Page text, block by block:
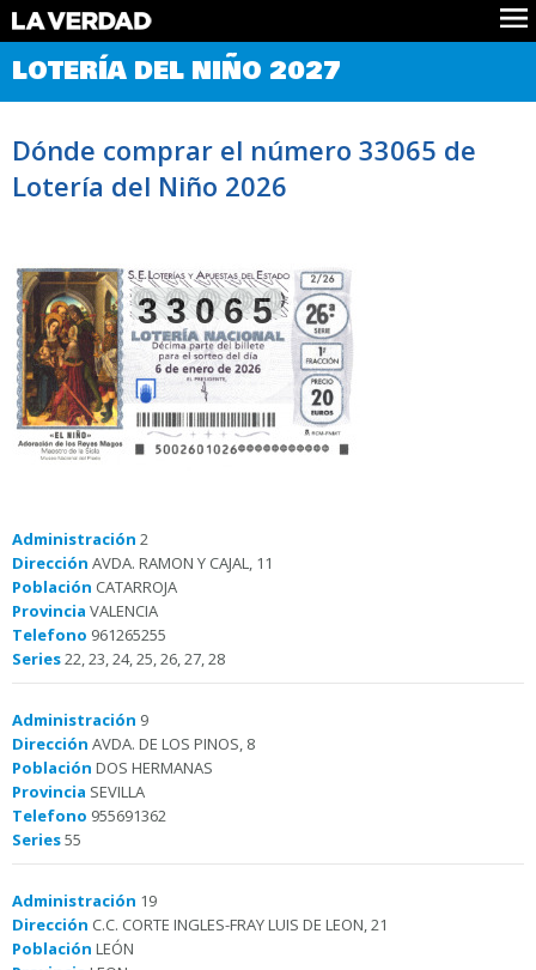
Comprobar Loteria del Niño
Premios
Noticias
Datos
LOTERÍA DEL NIÑO 2027
Dónde comprar el número 33065 de
Lotería del Niño 2026
33065
Administración 2
Dirección AVDA. RAMON Y CAJAL, 11
Población CATARROJA
Provincia VALENCIA
Telefono 961265255
Series22, 23, 24, 25, 26, 27, 28
Administración 9
Dirección AVDA. DE LOS PINOS, 8
Población DOS HERMANAS
Provincia SEVILLA
Telefono 955691362
Series55
Administración 19
Dirección C.C. CORTE INGLES-FRAY LUIS DE LEON, 21
Población LEÓN